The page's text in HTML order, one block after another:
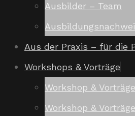
Ausbilder – Team
Aus der Praxis – für die
Workshops & Vorträge
Workshop &
Workshop &